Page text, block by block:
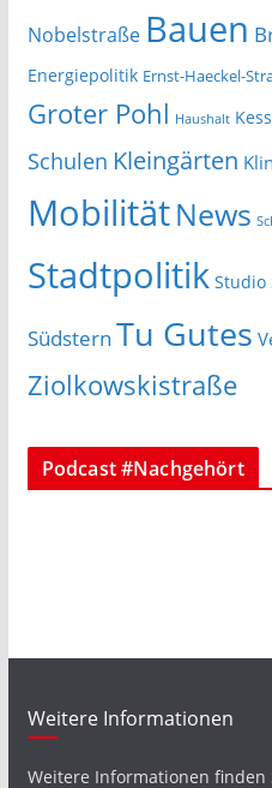
Nobelstraße Bauen
Energiepolitik Ernst-Haeckel-
Groter Pohl Haushalt
Schulen Kleingärten
MobilitätNews
Stadtpolitik Studio
Südstern Tu Gutes
Ziolkowskistraße
Podcast #Nachgehört
Weitere Informationen
Weitere Informationen finden